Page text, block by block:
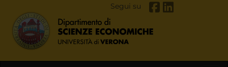
Segui su